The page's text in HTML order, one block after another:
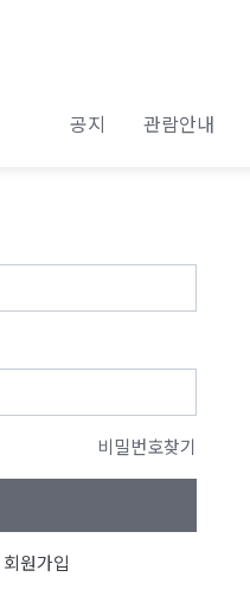
공지 관람안내
비밀번호찾기
회원가입